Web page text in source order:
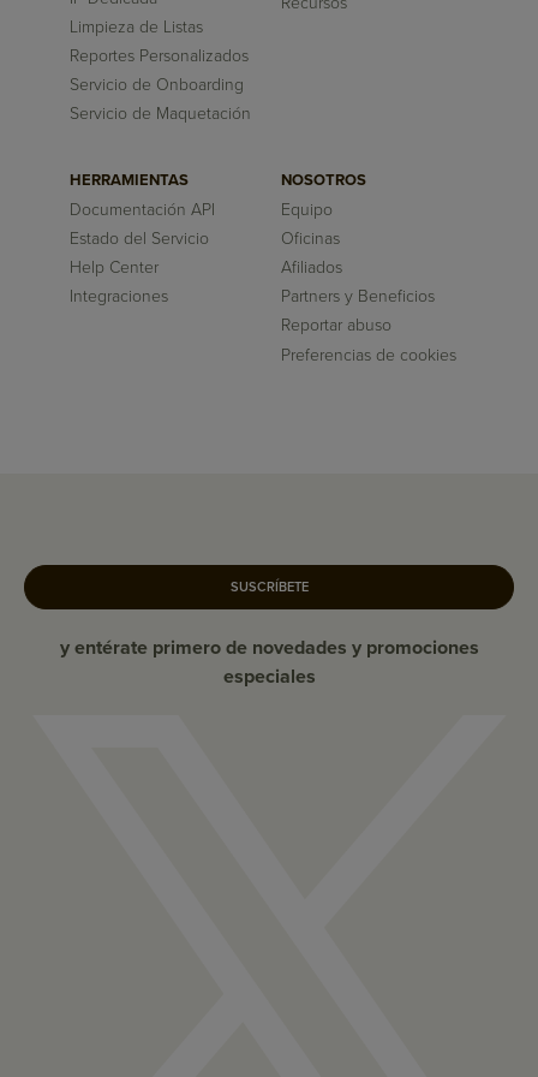
Limpieza de Listas
Reportes Personalizados
Servicio de Onboarding
Servicio de Maquetación
HERRAMIENTAS
Documentación API
Estado del Servicio
Help Center
Integraciones
NOSOTROS
Equipo
Oficinas
Afiliados
Partners y Beneficios
Reportar abuso
Preferencias de cookies
SUSCRÍBETE
y entérate primero de novedades y promociones
especiales